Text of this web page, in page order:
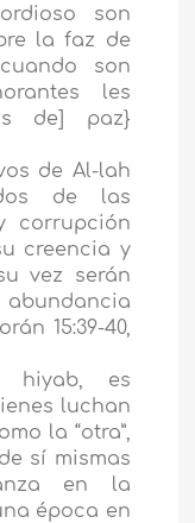
son
la faz de
son
les
de] paz}
de Al-lah
de las
corrupción
creencia y
vez serán
15:39-40,
hiyab, es
luchan
la “otra”,
sí mismas
en la
época en